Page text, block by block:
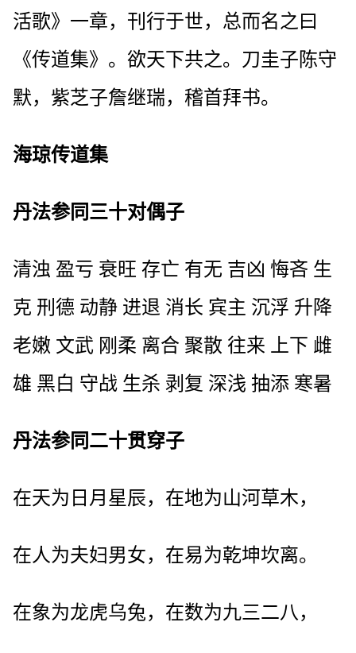
活歌》一章，刊行于世，总而名之曰
《传道集》。欲天下共之。刀圭子陈守
默，紫芝子詹继瑞，稽首拜书。
海琼传道集
丹法参同三十对偶子
清浊 盈亏 衰旺 存亡 有无 吉凶 悔吝 生
克 刑德 动静 进退 消长 宾主 沉浮 升降
老嫩 文武 刚柔 离合 聚散 往来 上下 雌
雄 黑白 守战 生杀 剥复 深浅 抽添 寒暑
丹法参同二十贯穿子
在天为日月星辰，在地为山河草木，
在人为夫妇男女，在易为乾坤坎离。
在象为龙虎乌兔，在数为九三二八，